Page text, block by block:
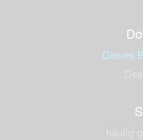
Dieses